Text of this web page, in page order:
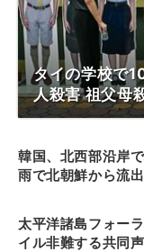
タイの学校で
人殺害 祖父母
韓国、北西部沿岸
雨で北朝鮮から流
太平洋諸島フォー
イル非難する共同